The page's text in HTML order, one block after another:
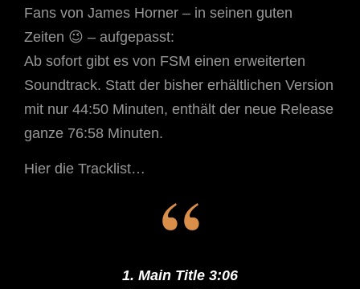
Fans von James Horner – in seinen guten
Zeiten 😉 – aufgepasst:
Ab sofort gibt es von FSM einen erweiterten
Soundtrack. Statt der bisher erhältlichen Version
mit nur 44:50 Minuten, enthält der neue Release
ganze 76:58 Minuten.
Hier die Tracklist…
1. Main Title 3:06